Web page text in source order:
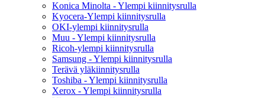
Konica Minolta - Ylempi kiinnitysrulla
Kyocera-Ylempi kiinnitysrulla
OKI-ylempi kiinnitysrulla
Muu - Ylempi kiinnitysrulla
Ricoh-ylempi kiinnitysrulla
Samsung - Ylempi kiinnitysrulla
Terävä yläkiinnitysrulla
Toshiba - Ylempi kiinnitysrulla
Xerox - Ylempi kiinnitysrulla